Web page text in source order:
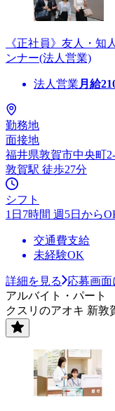
《正社員》友人・知
ンナー(法人営業)
法人営業 月給
勤務地
面接地
福井県敦賀市中央町
敦賀駅 徒歩27分
シフト
1日7時間 週5日から
交通費支給
未経験OK
詳細を見る
応募画面
アルバイト・パート
クスリのアオキ 新敦